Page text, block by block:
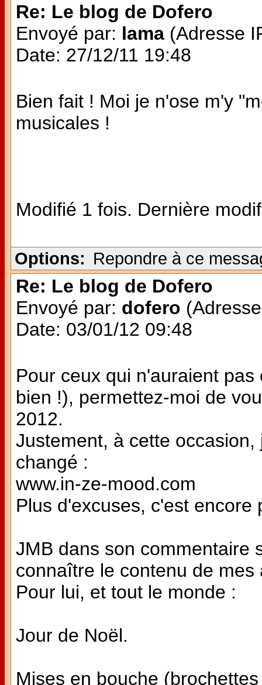
Re: Le blog de Dofero
Envoyé par: lama (Adresse
Date: 27/12/11 19:48
Bien fait ! Moi je n'ose m'y
musicales !
Modifié 1 fois. Dernière
Options: Repondre à ce
Re: Le blog de Dofero
Envoyé par: dofero
Date: 03/01/12 09:48
Pour ceux qui n'auraient
bien !), permettez-moi de
2012.
Justement, à cette
changé :
www.in-ze-mood.com
Plus d'excuses, c'est encore
JMB dans son
connaître le contenu de
Pour lui, et tout le monde :
Jour de Noël.
Mises en bouche